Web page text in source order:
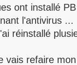
ont installé
l'antivirus
réinstallé
vais refaire